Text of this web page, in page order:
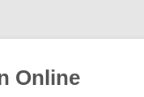
Online